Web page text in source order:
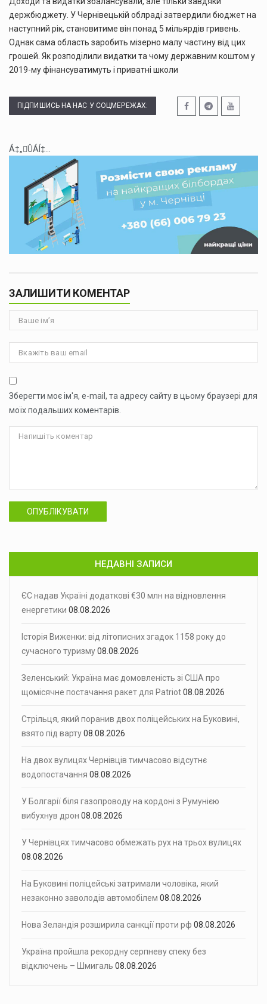
держбюджету. У Чернівецькій облраді затвердили бюджет на
наступний рік, становитиме він понад 5 мільярдів гривень.
Однак сама область заробить мізерно малу частину від цих
грошей. Як розподілили видатки та чому державним коштом у
2019-му фінансуватимуть і приватні школи
ПІДПИШИСЬ НА НАС У СОЦМЕРЕЖАХ:
Á‡„ÛÁÍ‡...
ЗАЛИШИТИ КОМЕНТАР
Зберегти моє ім'я, e-mail, та адресу сайту в цьому браузері для
моїх подальших коментарів.
ОПУБЛІКУВАТИ
НЕДАВНІ ЗАПИСИ
ЄС надав Україні додаткові €30 млн на відновлення
енергетики 08.08.2026
Історія Виженки: від літописних згадок 1158 року до
сучасного туризму08.08.2026
Зеленський: Україна має домовленість зі США про
щомісячне постачання ракет для Patriot08.08.2026
Стрільця, який поранив двох поліцейських на Буковині,
взято під варту08.08.2026
На двох вулицях Чернівців тимчасово відсутнє
водопостачання 08.08.2026
У Болгарії біля газопроводу на кордоні з Румунією
вибухнув дрон 08.08.2026
У Чернівцях тимчасово обмежать рух на трьох вулицях
08.08.2026
На Буковині поліцейські затримали чоловіка, який
незаконно заволодів автомобілем 08.08.2026
Нова Зеландія розширила санкції проти рф 08.08.2026
Україна пройшла рекордну серпневу спеку без
відключень – Шмигаль 08.08.2026